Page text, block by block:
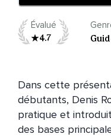
Évalué
4.7
Dans cette
débutants, Denis
pratique et
des bases